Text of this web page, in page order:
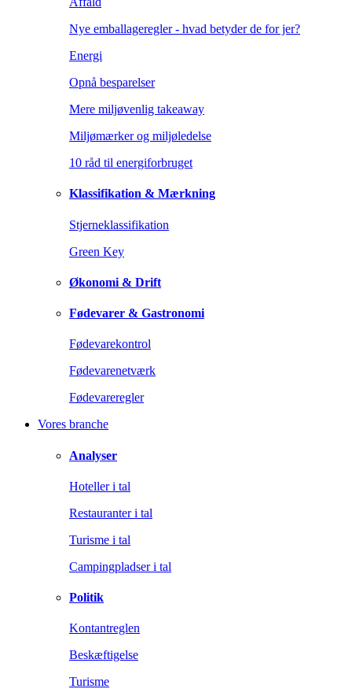
Nye emballageregler - hvad betyder de for jer?
Energi
Opnå besparelser
Mere miljøvenlig takeaway
Miljømærker og miljøledelse
10 råd til energiforbruget
Klassifikation & Mærkning
Stjerneklassifikation
Green Key
Økonomi & Drift
Fødevarer & Gastronomi
Fødevarekontrol
Fødevarenetværk
Fødevareregler
Vores branche
Analyser
Hoteller i tal
Restauranter i tal
Turisme i tal
Campingpladser i tal
Politik
Kontantreglen
Beskæftigelse
Turisme